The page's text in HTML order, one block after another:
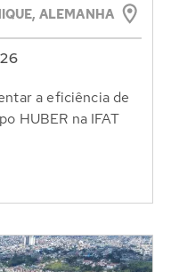
ALEMANHA
a eficiência de
HUBER na IFAT